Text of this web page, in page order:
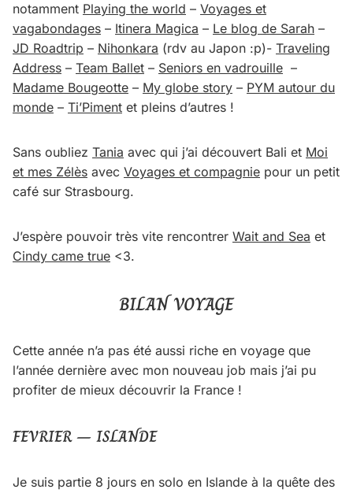
notamment Playing the world – Voyages et
vagabondages – Itinera Magica – Le blog de Sarah –
JD Roadtrip – Nihonkara (rdv au Japon :p)- Traveling
Address – Team Ballet – Seniors en vadrouille –
Madame Bougeotte – My globe story – PYM autour du
monde – Ti’Piment et pleins d’autres !
Sans oubliez Tania avec qui j’ai découvert Bali et Moi
et mes Zélès avec Voyages et compagnie pour un petit
café sur Strasbourg.
J’espère pouvoir très vite rencontrer Wait and Sea et
Cindy came true <3.
BILAN VOYAGE
Cette année n’a pas été aussi riche en voyage que
l’année dernière avec mon nouveau job mais j’ai pu
profiter de mieux découvrir la France !
FEVRIER – ISLANDE
Je suis partie 8 jours en solo en Islande à la quête des